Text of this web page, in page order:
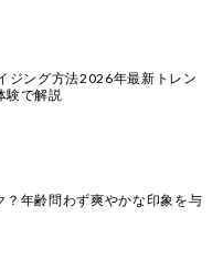
ジング方法2026年最新トレン
験で解説
？年齢問わず爽やかな印象を与